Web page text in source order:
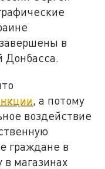
в
Донбасса.
, а потому
воздействие
граждане в
магазинах